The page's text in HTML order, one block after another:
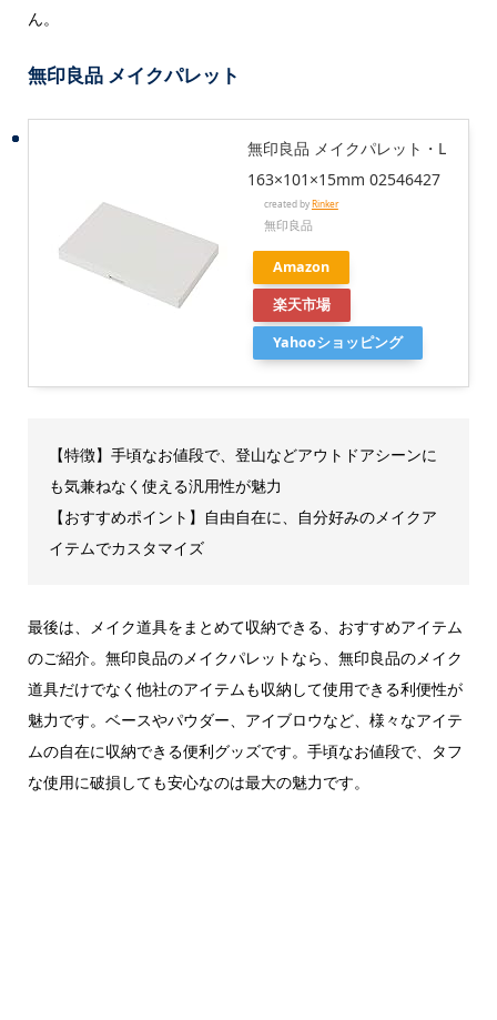
ん。
無印良品 メイクパレット
無印良品 メイクパレット・L
163×101×15mm 02546427
created byRinker
無印良品
Amazon
楽天市場
Yahooショッピング
【特徴】手頃なお値段で、登山などアウトドアシーンに
も気兼ねなく使える汎用性が魅力
【おすすめポイント】自由自在に、自分好みのメイクア
イテムでカスタマイズ
最後は、メイク道具をまとめて収納できる、おすすめアイテム
のご紹介。無印良品のメイクパレットなら、無印良品のメイク
道具だけでなく他社のアイテムも収納して使用できる利便性が
魅力です。ベースやパウダー、アイブロウなど、様々なアイテ
ムの自在に収納できる便利グッズです。手頃なお値段で、タフ
な使用に破損しても安心なのは最大の魅力です。